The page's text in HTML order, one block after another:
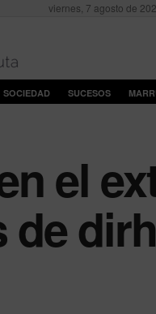
viernes, 7 agosto de
SOCIEDAD SUCESOS
el
de